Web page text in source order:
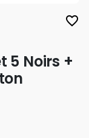
favorite_border
5 Noirs +